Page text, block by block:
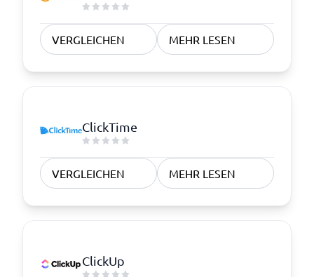
VERGLEICHEN MEHR LESEN
ClickTime
VERGLEICHEN MEHR LESEN
ClickUp